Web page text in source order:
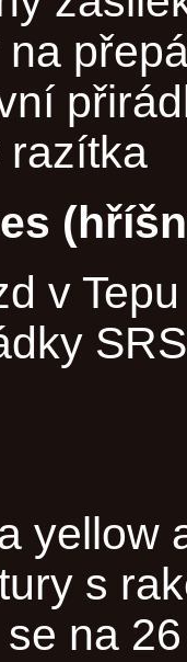
razítka
v
yellow
s
na